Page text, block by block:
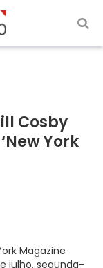
Cosby
York
Magazine
julho, segunda-